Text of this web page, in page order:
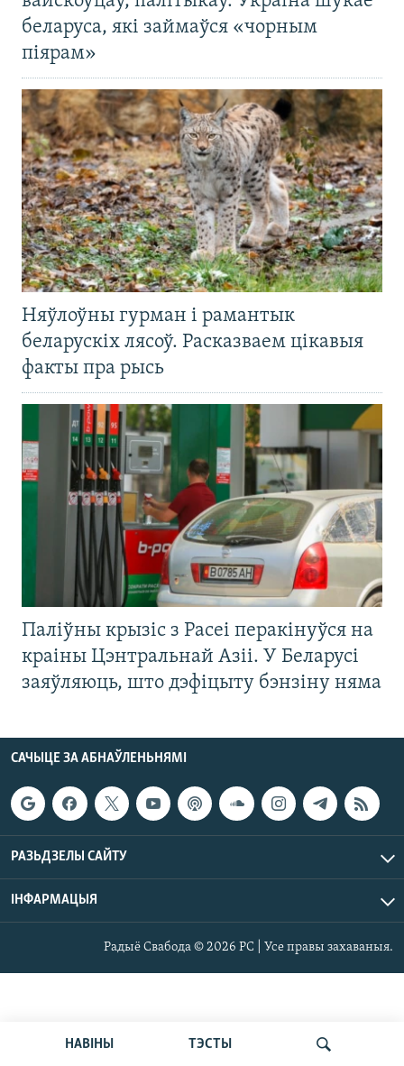
НАВІНЫ ТЭСТЫ
беларуса, які займаўся «чорным
піярам»
Няўлоўны гурман і рамантык
беларускіх лясоў. Расказваем цікавыя
факты пра рысь
Паліўны крызіс з Расеі перакінуўся на
краіны Цэнтральнай Азіі. У Беларусі
заяўляюць, што дэфіцыту бэнзіну няма
САЧЫЦЕ ЗА АБНАЎЛЕНЬНЯМІ
РАЗЬДЗЕЛЫ САЙТУ
ІНФАРМАЦЫЯ
Радыё Свабода © 2026 РС | Усе правы захаваныя.